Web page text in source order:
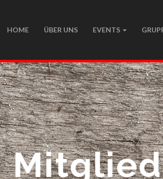
HOME ÜBER UNS EVENTS